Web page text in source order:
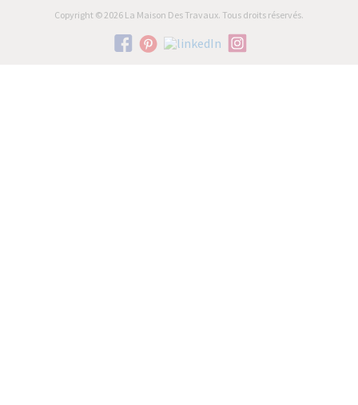
Copyright © 2026 La Maison Des Travaux. Tous droits réservés.